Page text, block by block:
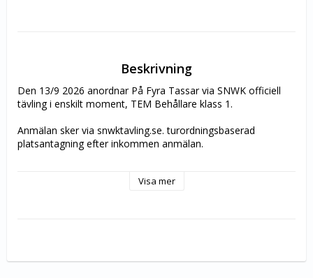
Beskrivning
Den 13/9 2026 anordnar På Fyra Tassar via SNWK officiell
tävling i enskilt moment, TEM Behållare klass 1.
Anmälan sker via snwktavling.se. turordningsbaserad
platsantagning efter inkommen anmälan.
Visa mer